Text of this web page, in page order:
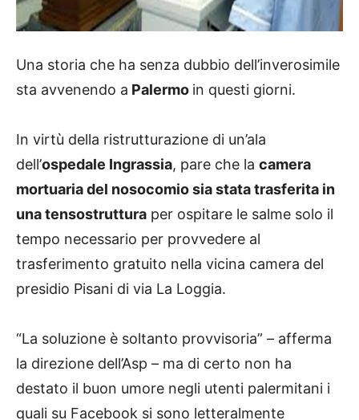
Una storia che ha senza dubbio dell’inverosimile
sta avvenendo a Palermo in questi giorni.
In virtù della ristrutturazione di un’ala
dell’ospedale Ingrassia, pare che la camera
mortuaria del nosocomio sia stata trasferita in
una tensostruttura per ospitare le salme solo il
tempo necessario per provvedere al
trasferimento gratuito nella vicina camera del
presidio Pisani di via La Loggia.
“La soluzione è soltanto provvisoria” – afferma
la direzione dell’Asp – ma di certo non ha
destato il buon umore negli utenti palermitani i
quali su Facebook si sono letteralmente